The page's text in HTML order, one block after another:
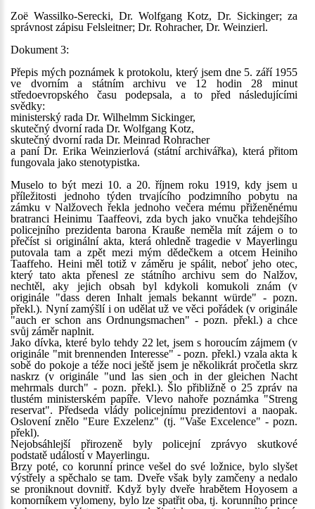
Zoë Wassilko-Serecki, Dr. Wolfgang Kotz, Dr. Sickinger; za
správnost zápisu Felsleitner; Dr. Rohracher, Dr. Weinzierl.
Dokument 3:
Přepis mých poznámek k protokolu, který jsem dne 5. září 1955
ve dvorním a státním archivu ve 12 hodin 28 minut
středoevropského času podepsala, a to před následujícími
svědky:
ministerský rada Dr. Wilhelmm Sickinger,
skutečný dvorní rada Dr. Wolfgang Kotz,
skutečný dvorní rada Dr. Meinrad Rohracher
a paní Dr. Erika Weinzierlová (státní archivářka), která přitom
fungovala jako stenotypistka.
Muselo to být mezi 10. a 20. říjnem roku 1919, kdy jsem u
příležitosti jednoho týden trvajícího podzimního pobytu na
zámku v Nalžovech řekla jednoho večera mému přiženěnému
bratranci Heinimu Taaffeovi, zda bych jako vnučka tehdejšího
policejního prezidenta barona Krauße neměla mít zájem o to
přečíst si originální akta, která ohledně tragedie v Mayerlingu
putovala tam a zpět mezi mým dědečkem a otcem Heiniho
Taaffeho. Heini měl totiž v záměru je spálit, neboť jeho otec,
který tato akta přenesl ze státního archivu sem do Nalžov,
nechtěl, aky jejich obsah byl kdykoli komukoli znám (v
originále "dass deren Inhalt jemals bekannt würde" - pozn.
překl.). Nyní zamýšlí i on udělat už ve věci pořádek (v originále
"auch er schon ans Ordnungsmachen" - pozn. překl.) a chce
svůj záměr naplnit.
Jako dívka, které bylo tehdy 22 let, jsem s horoucím zájmem (v
originále "mit brennenden Interesse" - pozn. překl.) vzala akta k
sobě do pokoje a téže noci ještě jsem je několikrát pročetla skrz
naskrz (v originále "und las sien och in der gleichen Nacht
mehrmals durch" - pozn. překl.). Šlo přibližně o 25 zpráv na
tlustém ministerském papíře. Vlevo nahoře poznámka "Streng
reservat". Předseda vlády policejnímu prezidentovi a naopak.
Oslovení znělo "Eure Exzelenz" (tj. "Vaše Excelence" - pozn.
překl).
Nejobsáhlejší přirozeně byly policejní zprávyo skutkové
podstatě událostí v Mayerlingu.
Brzy poté, co korunní prince vešel do své ložnice, bylo slyšet
výstřely a spěchalo se tam. Dveře však byly zamčeny a nedalo
se proniknout dovnitř. Když byly dveře hrabětem Hoyosem a
komorníkem vylomeny, bylo lze spatřit oba, tj. korunního prince